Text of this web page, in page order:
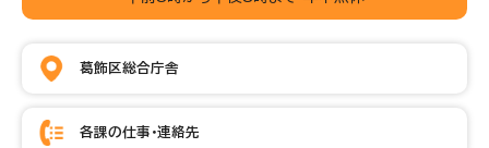
葛飾区総合庁舎
各課の仕事・連絡先